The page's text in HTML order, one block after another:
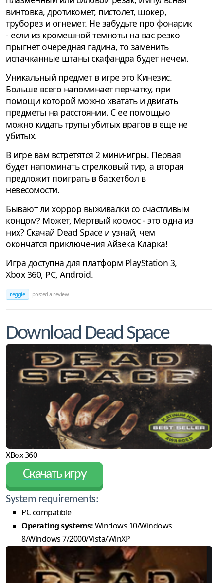
винтовка, дротикомет, пистолет, шокер,
труборез и огнемет. Не забудьте про фонарик
- если из кромешной темноты на вас резко
прыгнет очередная гадина, то заменить
испачканные штаны скафандра будет нечем.
Уникальный предмет в игре это Кинезис.
Больше всего напоминает перчатку, при
помощи которой можно хватать и двигать
предметы на расстоянии. С ее помощью
можно кидать трупы убитых врагов в еще не
убитых.
В игре вам встретятся 2 мини-игры. Первая
будет напоминать стрелковый тир, а вторая
предложит поиграть в баскетбол в
невесомости.
Бывают ли хоррор выживалки со счастливым
концом? Может, Мертвый космос - это одна из
них? Скачай Dead Space и узнай, чем
окончатся приключения Айзека Кларка!
Игра доступна для платформ PlayStation 3,
Xbox 360, PC, Android.
reggie posted a review
Download Dead Space
XBox 360
Скачать игру
System requirements:
PC compatible
Operating systems:Windows 10/Windows
8/Windows 7/2000/Vista/WinXP